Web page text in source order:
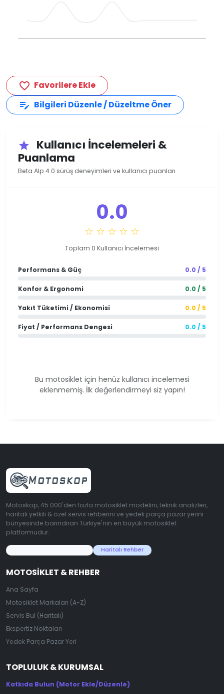
favorite_border Favorilere Ekle
edit_note Bilgileri Düzenle / Düzeltme Öner
star
Kullanıcı İncelemeleri &
Puanlama
Beta Alp 4.0 sürüş deneyimleri ve kullanıcı puanları
0.0
☆ ☆ ☆ ☆ ☆
Toplam 0 Kullanıcı İncelemesi
Performans & Güç 0.0 / 5
Konfor & Ergonomi 0.0 / 5
Yakıt Tüketimi / Ekonomisi 0.0 / 5
Fiyat / Performans Dengesi 0.0 / 5
Bu motosiklet için henüz kullanıcı incelemesi
eklenmemiş. İlk değerlendirmeyi siz yapın!
Motoskop, 45.000'den fazla motosiklet modelini, teknik analizleri,
haritalı yetkili & özel servis rehberini ve yedek parça pazar yerini
bünyesinde barındıran Türkiye'nin en büyük motosiklet
platformudur.
Haritalı Rehber
MOTOSIKLET & REHBER
Ana Sayfa
Motosiklet Markaları (A-Z)
Servis Bul (Haritalı)
Ekspertiz Noktaları
Yedek Parça Pazar Yeri
TOPLULUK & KURUMSAL
Katkıda Bulun (Motor Ekle/Düzenle)